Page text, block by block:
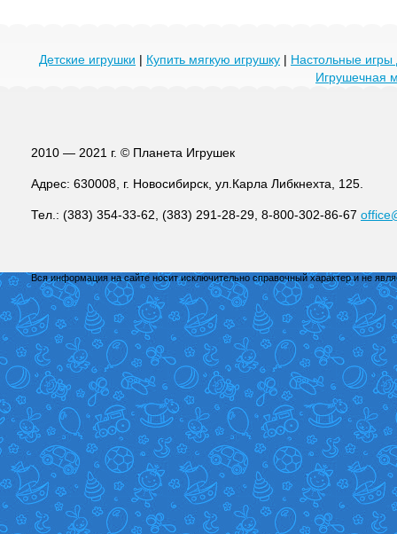
Детские игрушки | Купить мягкую игрушку | Настольные игры
Игрушечная
2010 — 2021 г. © Планета Игрушек
Адрес: 630008, г. Новосибирск, ул.Карла Либкнехта, 125.
Тел.: (383) 354-33-62, (383) 291-28-29, 8-800-302-86-67
Вся информация на сайте носит исключительно справочный характер и не